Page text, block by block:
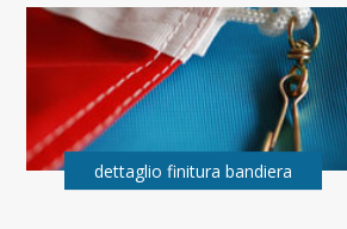
dettaglio finitura bandiera